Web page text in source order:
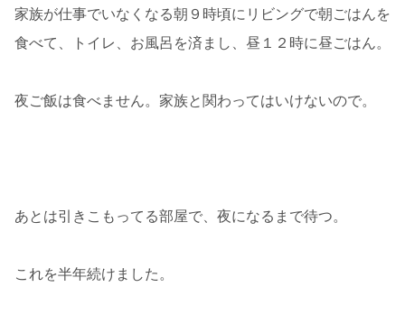
家族が仕事でいなくなる朝９時頃にリビングで朝ごはんを
食べて、トイレ、お風呂を済まし、昼１２時に昼ごはん。
夜ご飯は食べません。家族と関わってはいけないので。
あとは引きこもってる部屋で、夜になるまで待つ。
これを半年続けました。